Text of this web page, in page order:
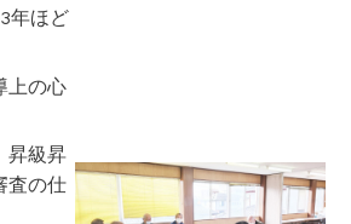
年ほど
上の心
昇級昇
査の仕